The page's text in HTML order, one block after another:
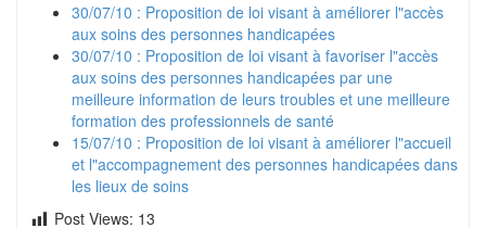
30/07/10 : Proposition de loi visant à améliorer l"accès
aux soins des personnes handicapées
30/07/10 : Proposition de loi visant à favoriser l"accès
aux soins des personnes handicapées par une
meilleure information de leurs troubles et une meilleure
formation des professionnels de santé
15/07/10 : Proposition de loi visant à améliorer l"accueil
et l"accompagnement des personnes handicapées dans
les lieux de soins
Post Views: 13